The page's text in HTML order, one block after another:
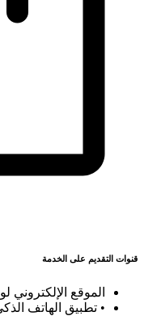
قنوات التقديم على الخدمة
الموقع الإلكتروني
• تطبيق الهاتف